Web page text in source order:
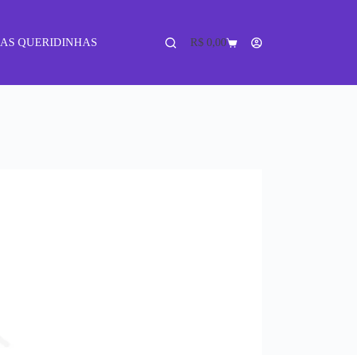
AS QUERIDINHAS R$0,00